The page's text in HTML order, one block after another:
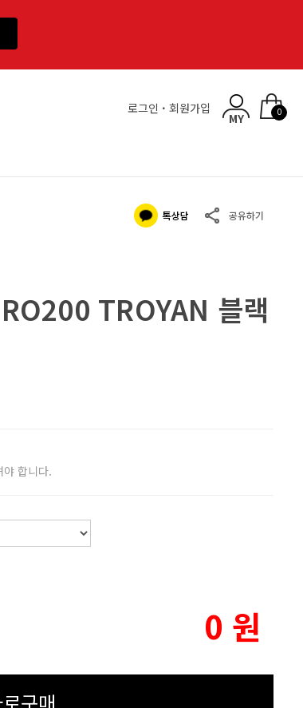
로그인 · 회원가입 0
TROYAN 블랙
야 합니다.
0 원
구매